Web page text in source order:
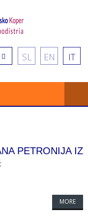
SL EN IT
PETRONIJA IZ
MORE